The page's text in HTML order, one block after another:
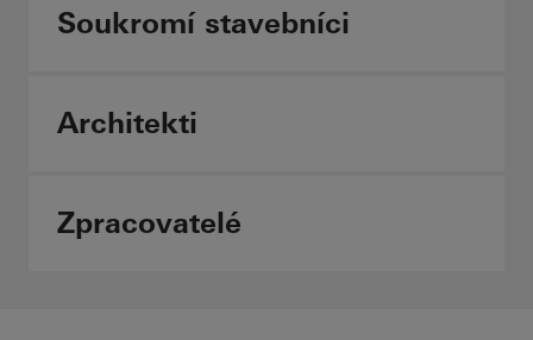
Fabricators
Soukromí stavebníci
Architekti
Zpracovatelé